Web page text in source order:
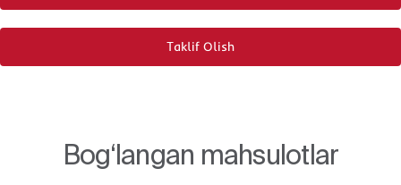
Taklif Olish
Bog‘langan mahsulotlar